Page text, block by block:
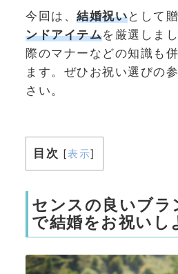
今回は、 結婚祝いとして
ンドアイテムを厳選しま
際のマナーなどの知識も
ます。ぜひお祝い選びの
さい。
目次 [表示]
センスの良いブラ
で結婚をお祝いし